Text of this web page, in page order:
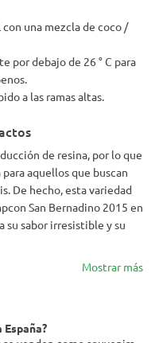
una mezcla de coco /
por debajo de 26 ° C para
a las ramas altas.
de resina, por lo que
aquellos que buscan
De hecho, esta variedad
San Bernadino 2015 en
su sabor irresistible y su
Mostrar más
España?